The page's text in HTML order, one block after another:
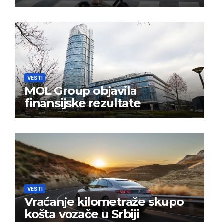
VESTI
MOL Group objavila
finansijske rezultate
VESTI
Vraćanje kilometraže skupo
košta vozače u Srbiji